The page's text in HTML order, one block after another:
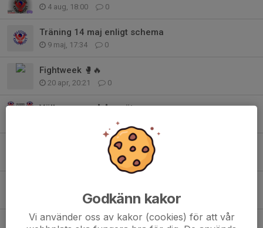
4 aug, 18:00 0
Träning 14 maj enligt schema
9 maj, 17:34 0
Fightweek 🥊🔥
20 apr, 20:21 0
Välkommen på årsmöte
Fakturor och Flaskor
0
21 nov 2025 0
Fightweek 🥊💥
Godkänn kakor
Vi använder oss av kakor (cookies) för att vår